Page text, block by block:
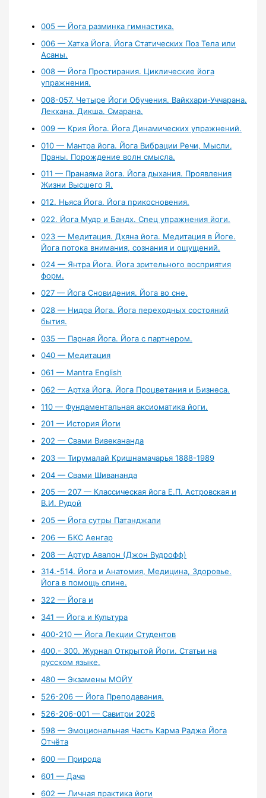
005 — Йога разминка гимнастика.
006 — Хатха Йога. Йога Статических Поз Тела или
Асаны.
008 — Йога Простирания. Циклические йога
упражнения.
008-057. Четыре Йоги Обучения. Вайкхари-Уччарана.
Лекхана. Дикша. Смарана.
009 — Крия Йога. Йога Динамических упражнений.
010 — Мантра йога. Йога Вибрации Речи, Мысли,
Праны. Порождение волн смысла.
011 — Пранаяма йога. Йога дыхания. Проявления
Жизни Высшего Я.
012. Ньяса Йога. Йога прикосновения.
022. Йога Мудр и Бандх. Спец упражнения йоги.
023 — Медитация. Дхяна йога. Медитация в Йоге.
Йога потока внимания, сознания и ощущений.
024 — Янтра Йога. Йога зрительного восприятия
форм.
027 — Йога Сновидения. Йога во сне.
028 — Нидра Йога. Йога переходных состояний
бытия.
035 — Парная Йога. Йога с партнером.
040 — Медитация
061 — Mantra English
062 — Артха Йога. Йога Процветания и Бизнеса.
110 — Фундаментальная аксиоматика йоги.
201 — История Йоги
202 — Свами Вивекананда
203 — Тирумалай Кришнамачарья 1888-1989
204 — Свами Шивананда
205 — 207 — Классическая йога Е.П. Астровская и
В.И. Рудой
205 — Йога сутры Патанджали
206 — БКС Аенгар
208 — Артур Авалон (Джон Вудрофф)
314.-514. Йога и Анатомия, Медицина, Здоровье.
Йога в помощь спине.
322 — Йога и
341 — Йога и Культура
400-210 — Йога Лекции Студентов
400.- 300. Журнал Открытой Йоги. Статьи на
русском языке.
480 — Экзамены МОЙУ
526-206 — Йога Преподавания.
526-206-001 — Савитри 2026
598 — Эмоциональная Часть Карма Раджа Йога
Отчёта
600 — Природа
601 — Дача
602 — Личная практика йоги